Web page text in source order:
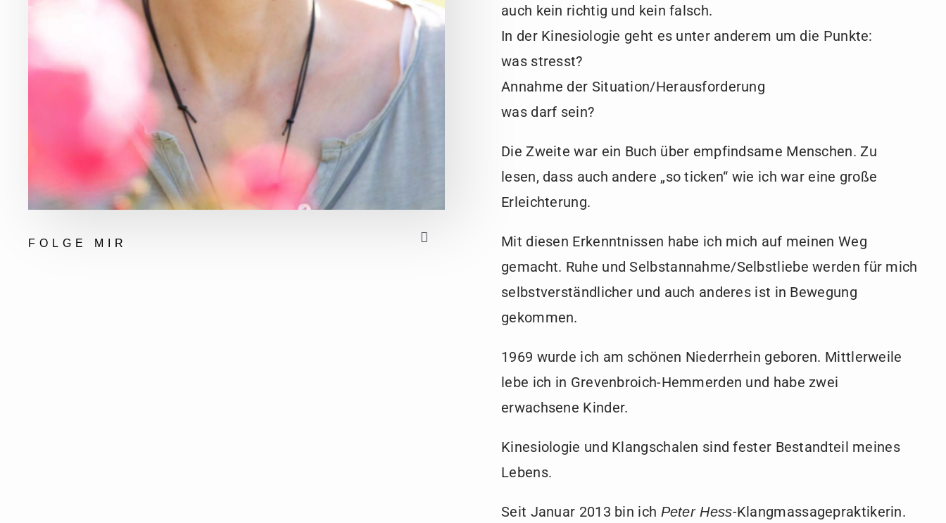
FOLGE MIR
auch kein richtig und kein falsch.
In der Kinesiologie geht es unter anderem um die Punkte:
was stresst?
Annahme der Situation/Herausforderung
was darf sein?
Die Zweite war ein Buch über empfindsame Menschen. Zu
lesen, dass auch andere „so ticken“ wie ich war eine große
Erleichterung.
Mit diesen Erkenntnissen habe ich mich auf meinen Weg
gemacht. Ruhe und Selbstannahme/Selbstliebe werden für mich
selbstverständlicher und auch anderes ist in Bewegung
gekommen.
1969 wurde ich am schönen Niederrhein geboren. Mittlerweile
lebe ich in Grevenbroich-Hemmerden und habe zwei
erwachsene Kinder.
Kinesiologie und Klangschalen sind fester Bestandteil meines
Lebens.
Seit Januar 2013 bin ich Peter Hess-Klangmassagepraktikerin.